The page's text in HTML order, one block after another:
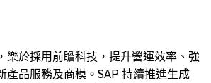
樂於採用前瞻科技，提升營運效率、強
產品服務及商模。SAP 持續推進生成